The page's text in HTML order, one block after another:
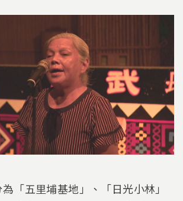
「五里埔基地」、「日光小林」